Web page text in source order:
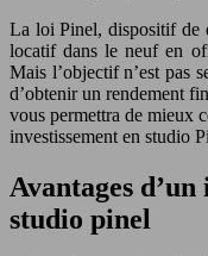
La loi Pinel, dispositif de
locatif dans le neuf en
Mais l’objectif n’est pas
d’obtenir un rendement
vous permettra de mieux
investissement en studio
Avantages
studio pinel